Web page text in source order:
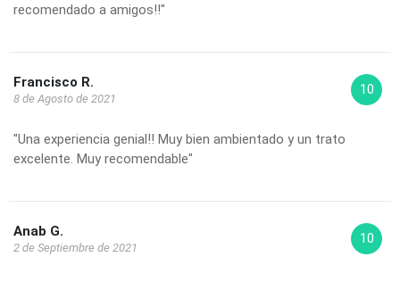
recomendado a amigos!!"
Francisco R.
8 de Agosto de 2021
10
"Una experiencia genial!! Muy bien ambientado y un trato
excelente. Muy recomendable"
Anab G.
2 de Septiembre de 2021
10